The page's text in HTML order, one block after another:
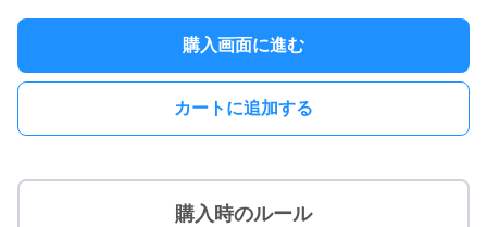
購入画面に進む
カートに追加する
購入時のルール